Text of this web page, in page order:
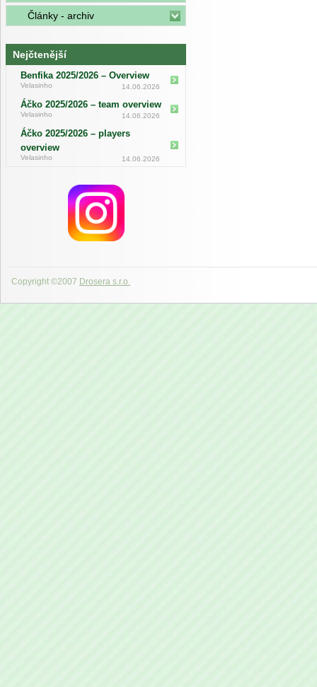
Články - archiv
Nejčtenější
Benfika 2025/2026 – Overview
Velasinho 14.06.2026
Áčko 2025/2026 – team overview
Velasinho 14.06.2026
Áčko 2025/2026 – players
overview
Velasinho 14.06.2026
Copyright ©2007 Drosera s.r.o.